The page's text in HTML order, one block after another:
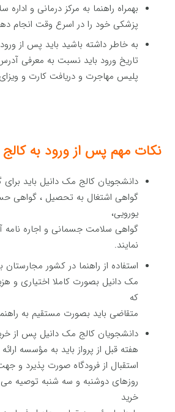
بهمراه راهنما به مرکز درمانی و
پزشکی خود را در اسرع وقت انجام
تاریخ ورود باید نسبت به معرفی
پلیس مهاجرت و دریافت کارت و ویزای
نکات مهم پس از ورود به کالج
دانشجویان کالج مک دانیل باید
یورویی،
گواهی سلامت جسمانی و اجاره نامه
نمایند.
استفاده از راهنما در كشور مجارستان
كه
متقاضی باید بصورت مستقیم به
دانشجویان کالج مک دانیل پس از
هفته قبل از پرواز باید به مؤسسه
استقبال از فرودگاه صورت پذیرد و
روزهای دوشنبه و سه شنبه توصیه
خرید